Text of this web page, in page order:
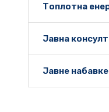
Топлотна
Јавна
Јавне набавке